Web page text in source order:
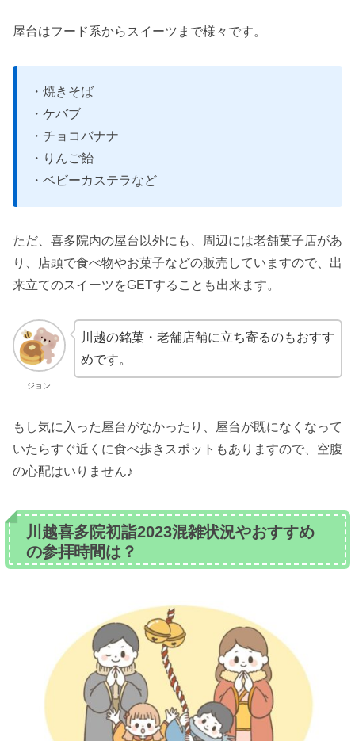
屋台はフード系からスイーツまで様々です。
・焼きそば
・ケバブ
・チョコバナナ
・りんご飴
・ベビーカステラなど
ただ、喜多院内の屋台以外にも、周辺には老舗菓子店があ
り、店頭で食べ物やお菓子などの販売していますので、出
来立てのスイーツをGETすることも出来ます。
ジョン
川越の銘菓・老舗店舗に立ち寄るのもおすす
めです。
もし気に入った屋台がなかったり、屋台が既になくなって
いたらすぐ近くに食べ歩きスポットもありますので、空腹
の心配はいりません♪
川越喜多院初詣2023混雑状況やおすすめ
の参拝時間は？